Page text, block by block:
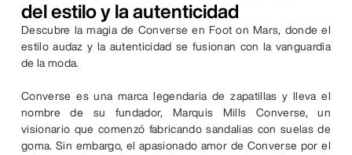
del estilo y la autenticidad
Descubre la magia de Converse en Foot on Mars, donde el
estilo audaz y la autenticidad se fusionan con la vanguardia
de la moda.
Converse es una marca legendaria de zapatillas y lleva el
nombre de su fundador, Marquis Mills Converse, un
visionario que comenzó fabricando sandalias con suelas de
goma. Sin embargo, el apasionado amor de Converse por el